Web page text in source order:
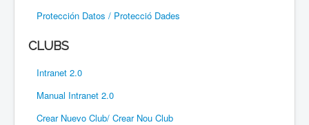
Protección Datos / Protecció Dades
CLUBS
Intranet 2.0
Manual Intranet 2.0
Crear Nuevo Club/ Crear Nou Club